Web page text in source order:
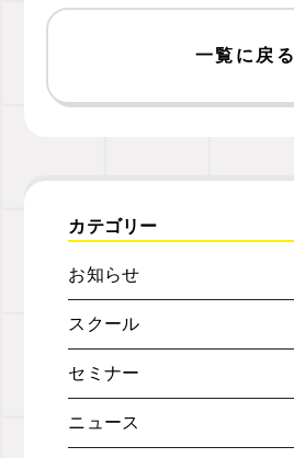
一覧に戻る
カテゴリー
お知らせ
スクール
セミナー
ニュース